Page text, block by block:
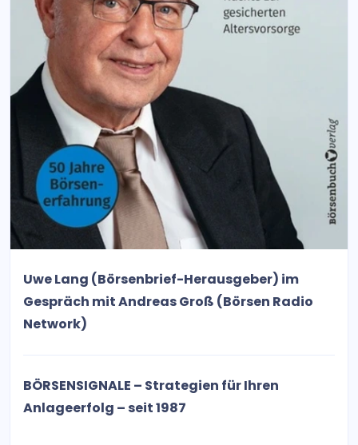
Uwe Lang (Börsenbrief-Herausgeber) im
Gespräch mit Andreas Groß (Börsen Radio
Network)
BÖRSENSIGNALE – Strategien für Ihren
Anlageerfolg – seit 1987